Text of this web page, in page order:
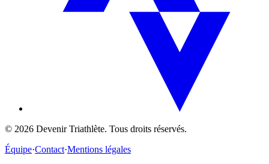
© 2026 Devenir Triathlète. Tous droits réservés.
Équipe·Contact·Mentions légales